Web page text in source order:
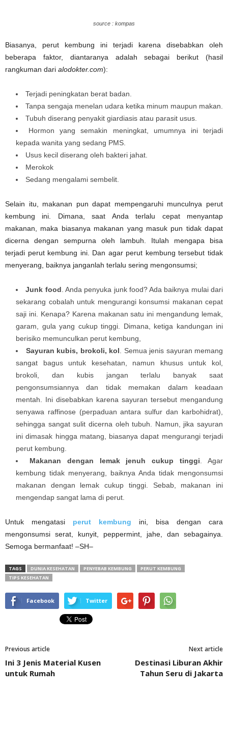
source : kompas
Biasanya, perut kembung ini terjadi karena disebabkan oleh
beberapa faktor, diantaranya adalah sebagai berikut (hasil
rangkuman dari alodokter.com):
Terjadi peningkatan berat badan.
Tanpa sengaja menelan udara ketika minum maupun makan.
Tubuh diserang penyakit giardiasis atau parasit usus.
Hormon yang semakin meningkat, umumnya ini terjadi
kepada wanita yang sedang PMS.
Usus kecil diserang oleh bakteri jahat.
Merokok
Sedang mengalami sembelit.
Selain itu, makanan pun dapat mempengaruhi munculnya perut
kembung ini. Dimana, saat Anda terlalu cepat menyantap
makanan, maka biasanya makanan yang masuk pun tidak dapat
dicerna dengan sempurna oleh lambuh. Itulah mengapa bisa
terjadi perut kembung ini. Dan agar perut kembung tersebut tidak
menyerang, baiknya janganlah terlalu sering mengonsumsi;
Junk food . Anda penyuka junk food? Ada baiknya mulai dari
sekarang cobalah untuk mengurangi konsumsi makanan cepat
saji ini. Kenapa? Karena makanan satu ini mengandung lemak,
garam, gula yang cukup tinggi. Dimana, ketiga kandungan ini
berisiko memunculkan perut kembung,
Sayuran kubis, brokoli, kol . Semua jenis sayuran memang
sangat bagus untuk kesehatan, namun khusus untuk kol,
brokoli, dan kubis jangan terlalu banyak saat
pengonsumsiannya dan tidak memakan dalam keadaan
mentah. Ini disebabkan karena sayuran tersebut mengandung
senyawa raffinose (perpaduan antara sulfur dan karbohidrat),
sehingga sangat sulit dicerna oleh tubuh. Namun, jika sayuran
ini dimasak hingga matang, biasanya dapat mengurangi terjadi
perut kembung.
Makanan dengan lemak jenuh cukup tinggi . Agar
kembung tidak menyerang, baiknya Anda tidak mengonsumsi
makanan dengan lemak cukup tinggi. Sebab, makanan ini
mengendap sangat lama di perut.
Untuk mengatasi perut kembung ini, bisa dengan cara
mengonsumsi serat, kunyit, peppermint, jahe, dan sebagainya.
Semoga bermanfaat! –SH–
TAGS DUNIA KESEHATAN PENYEBAB KEMBUNG
PERUT KEMBUNG
TIPS KESEHATAN
Facebook Twitter
Previous article
Ini 3 Jenis Material Kusen
untuk Rumah
Next article
Destinasi Liburan Akhir
Tahun Seru di Jakarta